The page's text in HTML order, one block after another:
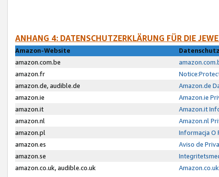
ANHANG 4: DATENSCHUTZERKLÄRUNG FÜR DIE
Amazon-Website
amazon.com.be
amazon.fr
amazon.de, audible.de
Amazon.de
amazon.ie
Amazon.ie
amazon.it
Amazon.it
amazon.nl
Amazon.nl
amazon.pl
Informacja O
amazon.es
Aviso de
amazon.se
amazon.co.uk, audible.co.uk